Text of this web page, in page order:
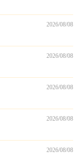
2026/08/08
2026/08/08
2026/08/08
2026/08/08
2026/08/08